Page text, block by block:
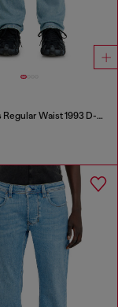
Slim Jeans Regular Waist 1993 D-Vyl